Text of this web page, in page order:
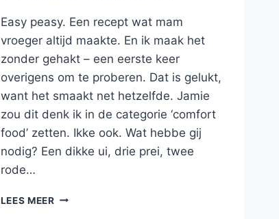
Easy peasy. Een recept wat mam
vroeger altijd maakte. En ik maak het
zonder gehakt – een eerste keer
overigens om te proberen. Dat is gelukt,
want het smaakt net hetzelfde. Jamie
zou dit denk ik in de categorie ‘comfort
food’ zetten. Ikke ook. Wat hebbe gij
nodig? Een dikke ui, drie prei, twee
rode…
LEES MEERMAKKELIJKE